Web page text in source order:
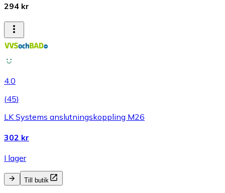
294 kr
4.0
(45)
LK Systems anslutningskoppling M26
302 kr
I lager
Till butik